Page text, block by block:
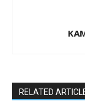
RELATED